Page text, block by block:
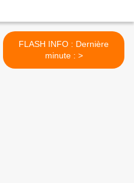
FLASH INFO : Dernière
minute : >